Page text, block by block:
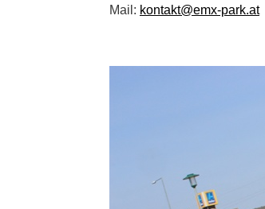
Mail: kontakt@emx-park.at